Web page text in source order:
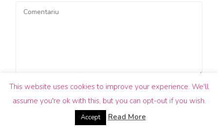
This website uses cookies to improve your experience. We'll
assume you're ok with this, but you can opt-out if you wish.
Accept Read More